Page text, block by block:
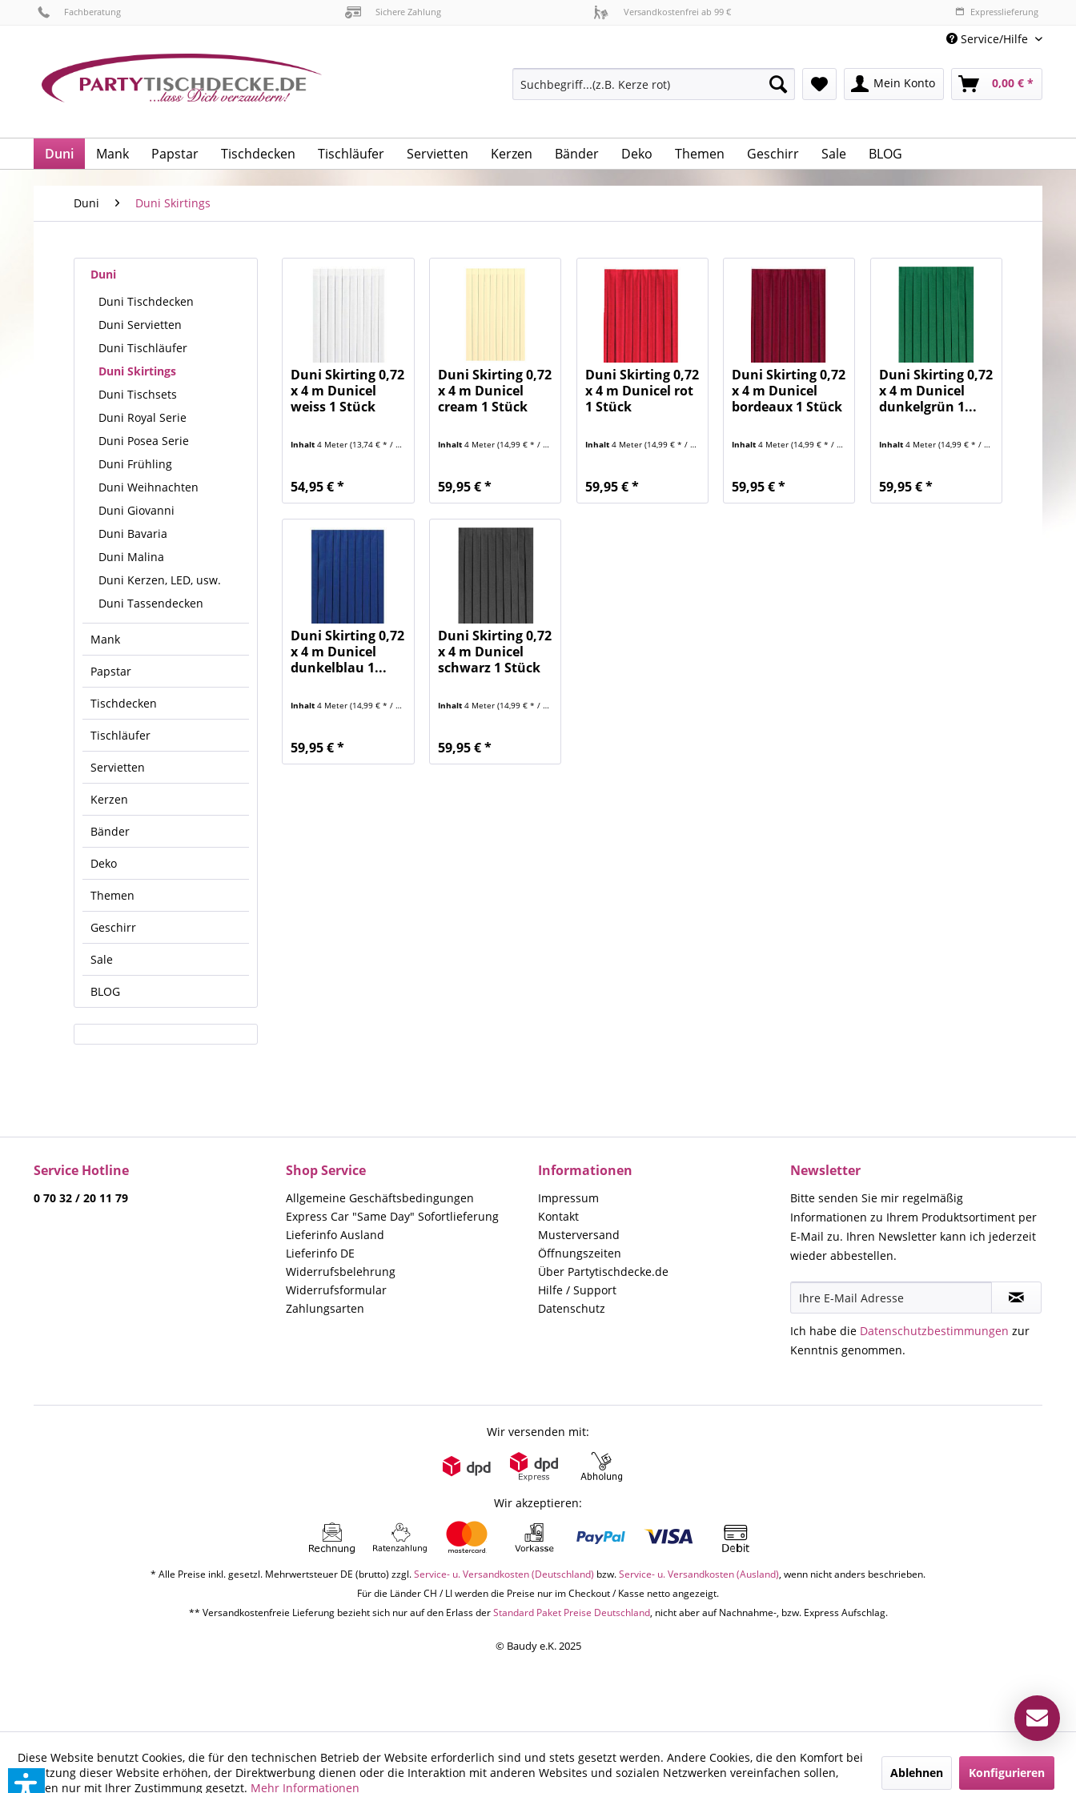
Fachberatung Sichere Zahlung Versandkostenfrei ab 99 € Expresslieferung
Service/Hilfe
Mein Konto 0,00 € *
Duni Mank Papstar Tischdecken Tischläufer Servietten Kerzen Bänder Deko Themen Geschirr Sale BLOG
Duni Duni Skirtings
Duni
Duni Tischdecken
Duni Servietten
Duni Tischläufer
Duni Skirtings
Duni Tischsets
Duni Royal Serie
Duni Posea Serie
Duni Frühling
Duni Weihnachten
Duni Giovanni
Duni Bavaria
Duni Malina
Duni Kerzen, LED, usw.
Duni Tassendecken
Mank
Papstar
Tischdecken
Tischläufer
Servietten
Kerzen
Bänder
Deko
Themen
Geschirr
Sale
BLOG
Duni Skirting 0,72
x 4 m Dunicel
weiss 1 Stück
Inhalt4 Meter(13,74 € * / 1 Meter)
54,95 € *
Duni Skirting 0,72
x 4 m Dunicel
cream 1 Stück
Inhalt 4 Meter (14,99 € * / 1 Meter)
59,95 € *
Duni Skirting 0,72
x 4 m Dunicel rot
1 Stück
Inhalt 4 Meter (14,99 € * / 1 Meter)
59,95 € *
Duni Skirting 0,72
x 4 m Dunicel
bordeaux 1 Stück
Inhalt4 Meter(14,99 € * / 1 Meter)
59,95 € *
Duni Skirting 0,72
x 4 m Dunicel
dunkelgrün 1...
Inhalt 4 Meter (14,99 € * / 1 Meter)
59,95 € *
Duni Skirting 0,72
x 4 m Dunicel
dunkelblau 1...
Inhalt4 Meter(14,99 € * / 1 Meter)
59,95 € *
Duni Skirting 0,72
x 4 m Dunicel
schwarz 1 Stück
Inhalt 4 Meter (14,99 € * / 1 Meter)
59,95 € *
Service Hotline
0 70 32 / 20 11 79
Shop Service
Allgemeine Geschäftsbedingungen
Express Car "Same Day" Sofortlieferung
Lieferinfo Ausland
Lieferinfo DE
Widerrufsbelehrung
Widerrufsformular
Zahlungsarten
Informationen
Impressum
Kontakt
Musterversand
Öffnungszeiten
Über Partytischdecke.de
Hilfe / Support
Datenschutz
Newsletter
Bitte senden Sie mir regelmäßig
Informationen zu Ihrem Produktsortiment per
E-Mail zu. Ihren Newsletter kann ich jederzeit
wieder abbestellen.
Ich habe die Datenschutzbestimmungen zur
Kenntnis genommen.
Wir versenden mit:
Wir akzeptieren:
* Alle Preise inkl. gesetzl. Mehrwertsteuer DE (brutto) zzgl.Service- u. Versandkosten (Deutschland) bzw.Service- u. Versandkosten (Ausland), wenn nicht anders beschrieben.
Für die Länder CH / LI werden die Preise nur im Checkout / Kasse netto angezeigt.
** Versandkostenfreie Lieferung bezieht sich nur auf den Erlass derStandard Paket Preise Deutschland, nicht aber auf Nachnahme-, bzw. Express Aufschlag.
© Baudy e.K. 2025
Diese Website benutzt Cookies, die für den technischen Betrieb der Website erforderlich sind und stets gesetzt werden. Andere Cookies, die den Komfort bei
Benutzung dieser Website erhöhen, der Direktwerbung dienen oder die Interaktion mit anderen Websites und sozialen Netzwerken vereinfachen sollen,
werden nur mit Ihrer Zustimmung gesetzt. Mehr Informationen
Ablehnen Konfigurieren